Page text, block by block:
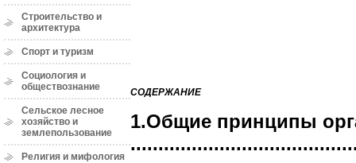
Строительство и
архитектура
Спорт и туризм
Социология и
обществознание
Сельское лесное
хозяйство и
землепользование
Религия и мифология
СОДЕРЖАНИЕ
1.Общие принципы